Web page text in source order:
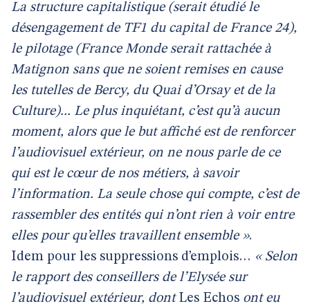
La structure capitalistique (serait étudié le
désengagement de TF1 du capital de France 24),
le pilotage (France Monde serait rattachée à
Matignon sans que ne soient remises en cause
les tutelles de Bercy, du Quai d’Orsay et de la
Culture)... Le plus inquiétant, c’est qu’à aucun
moment, alors que le but affiché est de renforcer
l’audiovisuel extérieur, on ne nous parle de ce
qui est le cœur de nos métiers, à savoir
l’information. La seule chose qui compte, c’est de
rassembler des entités qui n’ont rien à voir entre
elles pour qu’elles travaillent ensemble ».
Idem pour les suppressions d’emplois… « Selon
le rapport des conseillers de l’Elysée sur
l’audiovisuel extérieur, dont Les Echos ont eu